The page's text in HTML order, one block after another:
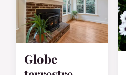
Globe